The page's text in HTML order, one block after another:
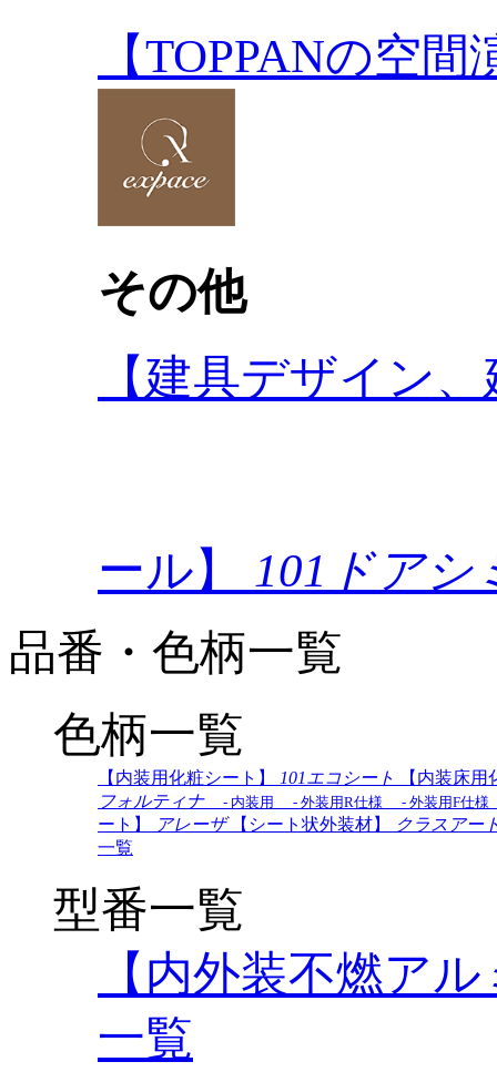
【TOPPANの空
その他
【建具デザイン
ール】
101ドア
品番・色柄一覧
色柄一覧
【内装用化粧シート】 101エコシート
【内装床
フォルティナ
- 内装用 - 外装用R仕様 - 外装用F仕様
ート】 アレーザ 【シート状外装材】
クラスアー
一覧
型番一覧
【内外装不燃ア
一覧